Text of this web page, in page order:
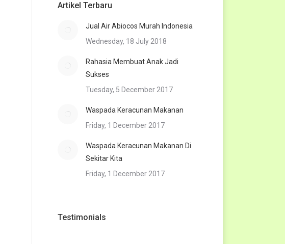
Artikel Terbaru
Jual Air Abiocos Murah Indonesia
Wednesday, 18 July 2018
Rahasia Membuat Anak Jadi
Sukses
Tuesday, 5 December 2017
Waspada Keracunan Makanan
Friday, 1 December 2017
Waspada Keracunan Makanan Di
Sekitar Kita
Friday, 1 December 2017
Testimonials